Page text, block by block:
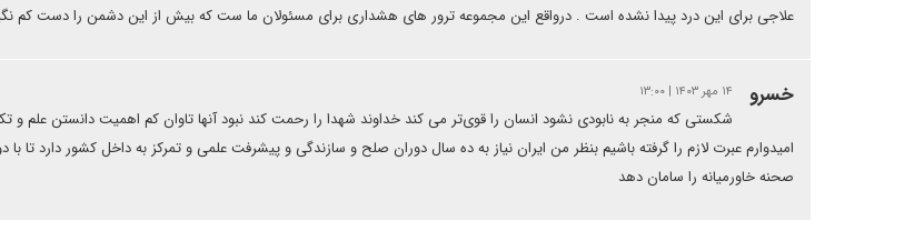
علاجی برای این درد پیدا نشده است . درواقع این مجموعه ترور های هشداری برای مسئولان ما ست که بیش از این دشمن را دست کم
خسرو ۱۴ مهر ۱۴۰۳ | ۱۳:۰۰
شکستی که منجر به نابودی نشود انسان را قوی‌تر می کند خداوند شهدا را رحمت کند نبود آنها تاوان کم اهمیت دانستن علم و
امیدوارم عبرت لازم را گرفته باشیم بنظر من ایران نیاز به ده سال دوران صلح و سازندگی و پیشرفت علمی و تمرکز به داخل کشور دارد تا با
صحنه خاورمیانه را سامان دهد